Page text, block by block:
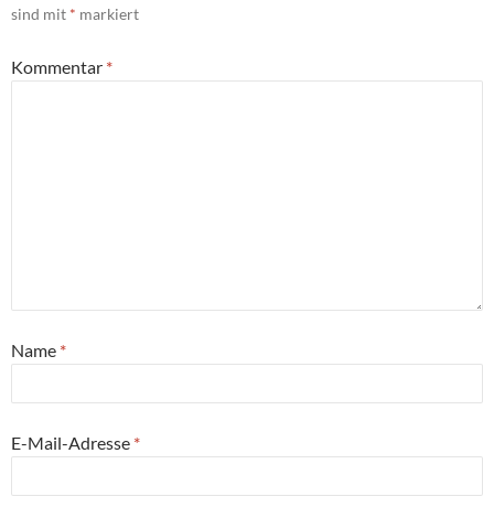
sind mit * markiert
Kommentar *
Name *
E-Mail-Adresse *